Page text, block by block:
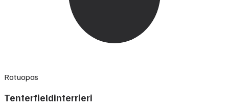
Rotuopas
Tenterfieldinterrieri